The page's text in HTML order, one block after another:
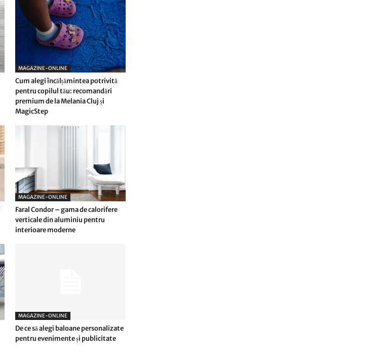
MAGAZINE-ONLINE
Cum alegi încălțămintea potrivită
pentru copilul tău: recomandări
premium de la Melania Cluj și
MagicStep
MAGAZINE-ONLINE
Faral Condor – gama de calorifere
verticale din aluminiu pentru
interioare moderne
MAGAZINE-ONLINE
De ce să alegi baloane personalizate
pentru evenimente și publicitate